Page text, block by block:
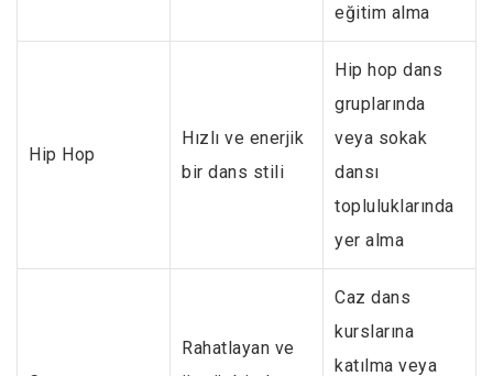
eğitim alma
Hip Hop
Hızlı ve enerjik
bir dans stili
Hip hop dans
gruplarında
veya sokak
dansı
topluluklarında
yer alma
Rahatlayan ve
Caz dans
kurslarına
katılma veya